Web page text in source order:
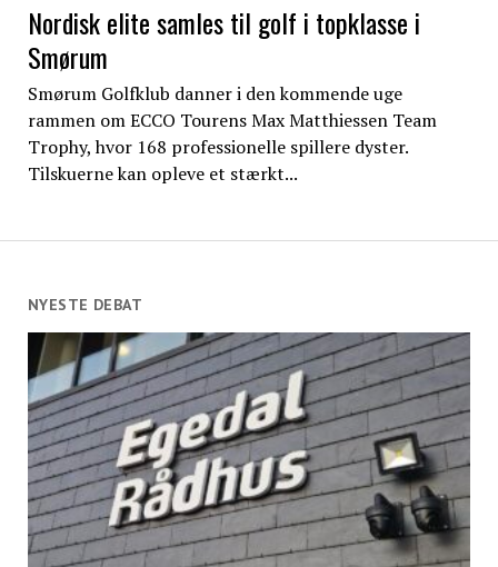
Nordisk elite samles til golf i topklasse i
Smørum
Smørum Golfklub danner i den kommende uge
rammen om ECCO Tourens Max Matthiessen Team
Trophy, hvor 168 professionelle spillere dyster.
Tilskuerne kan opleve et stærkt...
NYESTE DEBAT